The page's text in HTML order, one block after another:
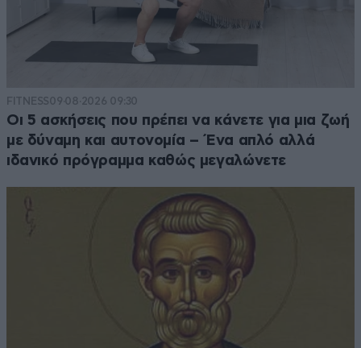
FITNESS09·08·2026 09:30
Οι 5 ασκήσεις που πρέπει να κάνετε για μια ζωή
με δύναμη και αυτονομία – Ένα απλό αλλά
ιδανικό πρόγραμμα καθώς μεγαλώνετε